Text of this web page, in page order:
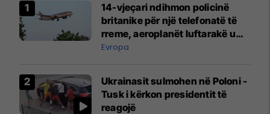
14-vjeçari ndihmon policinë
britanike për një telefonatë të
rreme, aeroplanët luftarakë u
ngritën në ajër për të
Mançesterit
Evropa
Ukrainasit sulmohen në Poloni -
Tusk i kërkon presidentit të
reagojë